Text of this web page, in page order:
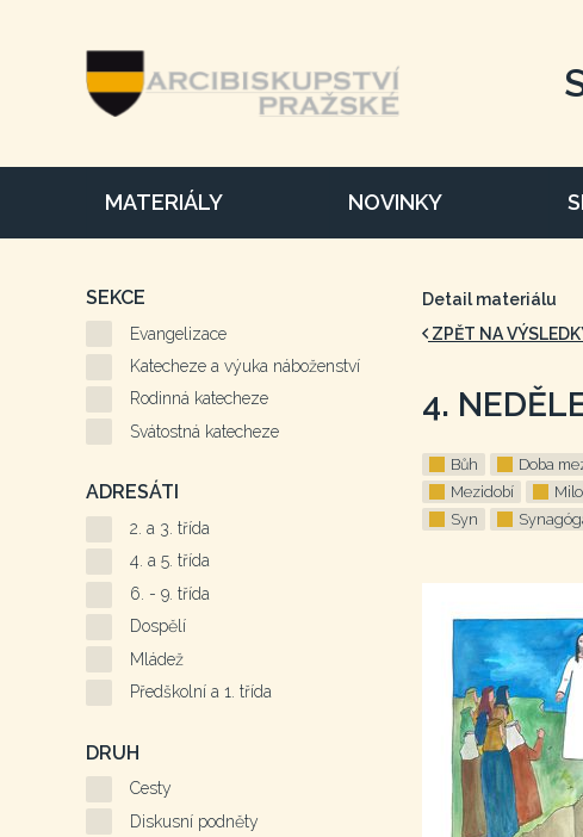
MATERIÁLY NOVINKY
Detail materiálu
ZPĚT NA
4.
Bůh Doba
Mezidobí
Syn
SEKCE
Evangelizace
Katecheze a výuka náboženství
Rodinná katecheze
Svátostná katecheze
ADRESÁTI
2. a 3. třída
4. a 5. třída
6. - 9. třída
Dospělí
Mládež
Předškolní a 1. třída
DRUH
Cesty
Diskusní podněty